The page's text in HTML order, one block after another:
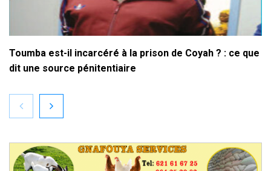
Toumba est-il incarcéré à la prison de Coyah ? : ce que
dit une source pénitentiaire